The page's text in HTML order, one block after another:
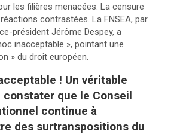
les filières menacées. La censure
contrastées. La FNSEA, par
président Jérôme Despey, a
inacceptable », pointant une
» du droit européen.
! Un véritable
constater que le Conseil
continue à
des surtranspositions du